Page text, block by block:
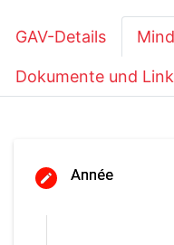
GAV-Details
Dokumente und
Année